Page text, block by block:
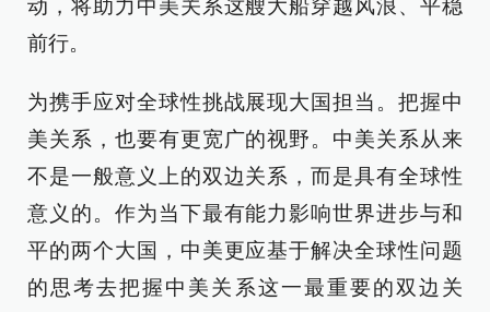
动，将助力中美关系这艘大船穿越风浪、平稳
前行。
为携手应对全球性挑战展现大国担当。把握中
美关系，也要有更宽广的视野。中美关系从来
不是一般意义上的双边关系，而是具有全球性
意义的。作为当下最有能力影响世界进步与和
平的两个大国，中美更应基于解决全球性问题
的思考去把握中美关系这一最重要的双边关